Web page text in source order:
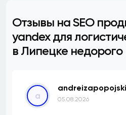
Отзывы на SEO
yandex для
в Липецке недорого
a 05.08.2026